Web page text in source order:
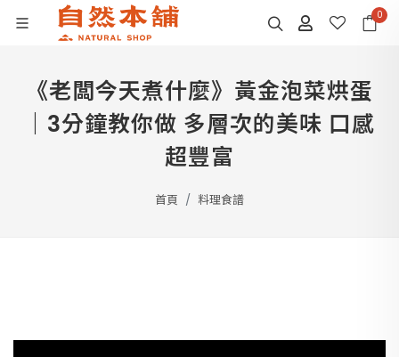
0
《老闆今天煮什麼》黃金泡菜烘蛋
｜3分鐘教你做 多層次的美味 口感
超豐富
首頁 料理食譜